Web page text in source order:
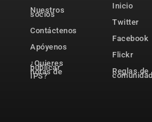
Nuestros
socios
Contáctenos
Apóyenos
¿Quieres
publicar
notas de
IPS?
Inicio
Twitter
Facebook
Flickr
Reglas de
comunidad